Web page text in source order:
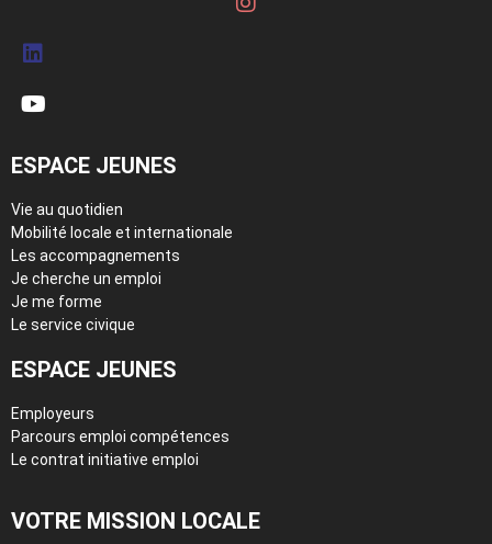
ESPACE JEUNES
Vie au quotidien
Mobilité locale et internationale
Les accompagnements
Je cherche un emploi
Je me forme
Le service civique
ESPACE JEUNES
Employeurs
Parcours emploi compétences
Le contrat initiative emploi
VOTRE MISSION LOCALE